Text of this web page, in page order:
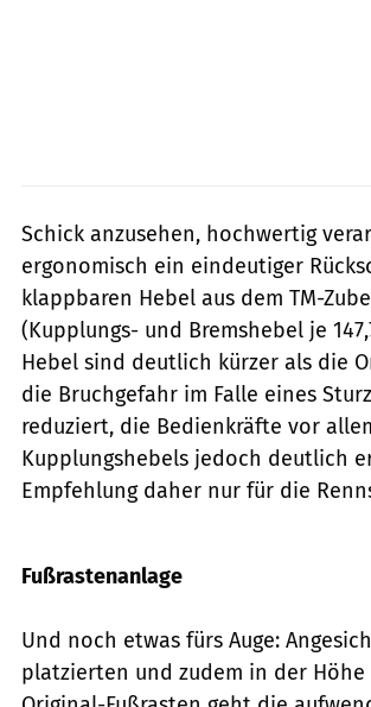
Schick anzusehen, hochwertig
ergonomisch ein eindeutiger
klappbaren Hebel aus dem TM-
(Kupplungs- und Bremshebel je
Hebel sind deutlich kürzer als die
die Bruchgefahr im Falle eines
reduziert, die Bedienkräfte vor
Kupplungshebels jedoch deutlich
Empfehlung daher nur für die
Fußrastenanlage
Und noch etwas fürs Auge:
platzierten und zudem in der